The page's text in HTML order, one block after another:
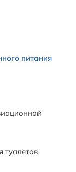
питания
туалетов